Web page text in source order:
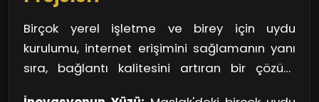
değil, geleceğimizi de şekillendiriyor.
Birçok yerel işletme ve birey için uydu
kurulumu, internet erişimini sağlamanın yanı
sıra, bağlantı kalitesini artıran bir çözüm